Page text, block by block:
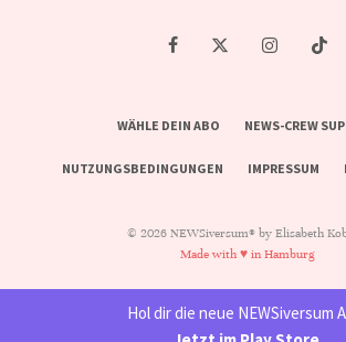
WÄHLE DEIN ABO NEWS-CREW
NUTZUNGSBEDINGUNGEN IMPRESSUM
© 2026 NEWSiversum® by Elisabeth
Made with ♥ in Hamburg
Hol dir die neue NEWSiversum